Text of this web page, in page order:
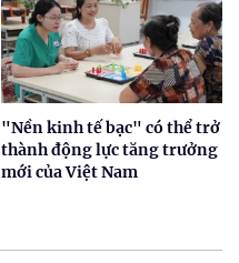
"Nền kinh tế bạc" có thể trở
thành động lực tăng trưởng
mới của Việt Nam